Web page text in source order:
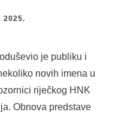
2025.
je publiku i
novih imena u
riječkog HNK
Obnova predstave